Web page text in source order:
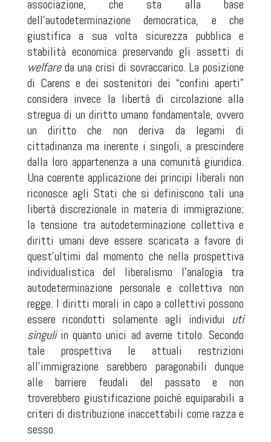
associazione, che sta alla base
dell’autodeterminazione democratica, e che
giustifica a sua volta sicurezza pubblica e
stabilità economica preservando gli assetti di
welfareda una crisi di sovraccarico. La posizione
di Carens e dei sostenitori dei “confini aperti”
considera invece la libertà di circolazione alla
stregua di un diritto umano fondamentale, ovvero
un diritto che non deriva da legami di
cittadinanza ma inerente i singoli, a prescindere
dalla loro appartenenza a una comunità giuridica.
Una coerente applicazione dei principi liberali non
riconosce agli Stati che si definiscono tali una
libertà discrezionale in materia di immigrazione;
la tensione tra autodeterminazione collettiva e
diritti umani deve essere scaricata a favore di
quest’ultimi dal momento che nella prospettiva
individualistica del liberalismo l’analogia tra
autodeterminazione personale e collettiva non
regge. I diritti morali in capo a collettivi possono
essere ricondotti solamente agli individui uti
singuliin quanto unici ad averne titolo. Secondo
tale prospettiva le attuali restrizioni
all’immigrazione sarebbero paragonabili dunque
alle barriere feudali del passato e non
troverebbero giustificazione poiché equiparabili a
criteri di distribuzione inaccettabili come razza e
sesso.